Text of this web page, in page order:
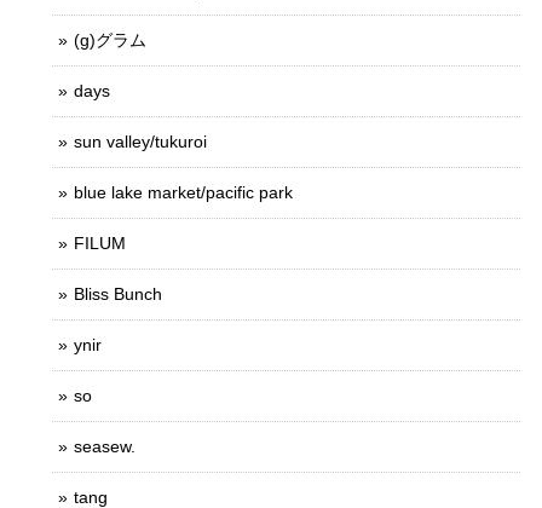
(g)グラム
days
sun valley/tukuroi
blue lake market/pacific park
FILUM
Bliss Bunch
ynir
so
seasew.
tang